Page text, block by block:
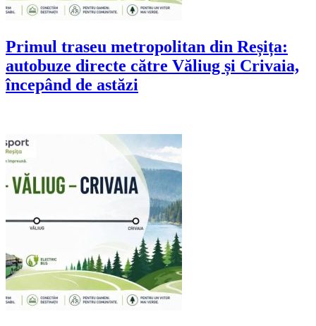
Primul traseu metropolitan din Reșița:
autobuze directe către Văliug și Crivaia,
începând de astăzi